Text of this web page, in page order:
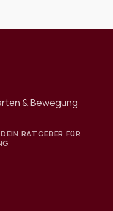
& Bewegung
RATGEBER FüR